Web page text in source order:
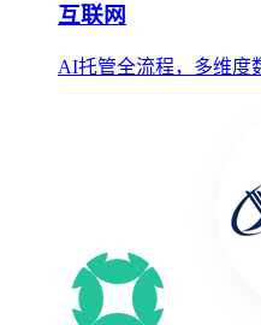
互联网
AI托管全流程，多维度